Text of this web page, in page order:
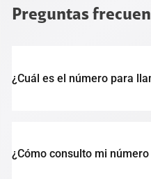
Preguntas
¿Cuál es el número para
¿Cómo consulto mi